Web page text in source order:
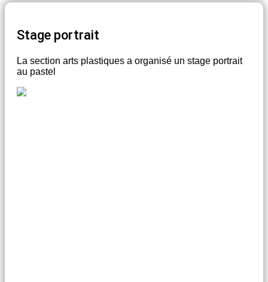
Stage portrait
La section arts plastiques a organisé un stage portrait
au pastel